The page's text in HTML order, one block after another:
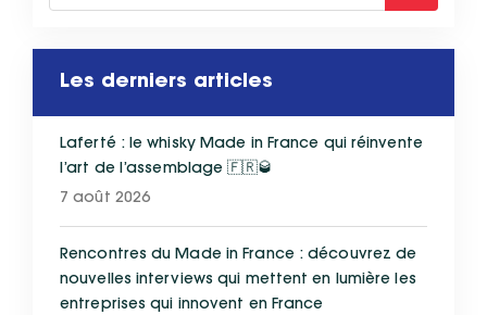
Les derniers articles
Laferté : le whisky Made in France qui réinvente
l’art de l’assemblage 🇫🇷🥃
7 août 2026
Rencontres du Made in France : découvrez de
nouvelles interviews qui mettent en lumière les
entreprises qui innovent en France